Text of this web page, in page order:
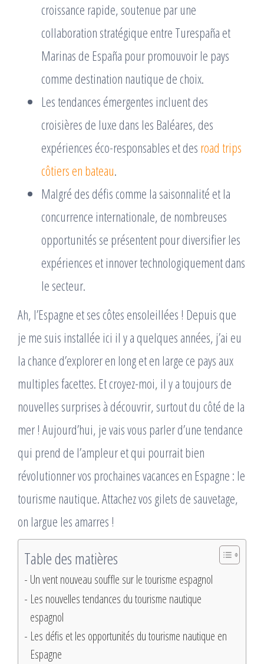
croissance rapide, soutenue par une
collaboration stratégique entre Turespaña et
Marinas de España pour promouvoir le pays
comme destination nautique de choix.
Les tendances émergentes incluent des
croisières de luxe dans les Baléares, des
expériences éco-responsables et des road trips
côtiers en bateau.
Malgré des défis comme la saisonnalité et la
concurrence internationale, de nombreuses
opportunités se présentent pour diversifier les
expériences et innover technologiquement dans
le secteur.
Ah, l’Espagne et ses côtes ensoleillées ! Depuis que
je me suis installée ici il y a quelques années, j’ai eu
la chance d’explorer en long et en large ce pays aux
multiples facettes. Et croyez-moi, il y a toujours de
nouvelles surprises à découvrir, surtout du côté de la
mer ! Aujourd’hui, je vais vous parler d’une tendance
qui prend de l’ampleur et qui pourrait bien
révolutionner vos prochaines vacances en Espagne : le
tourisme nautique. Attachez vos gilets de sauvetage,
on largue les amarres !
Table des matières
Un vent nouveau souffle sur le tourisme espagnol
Les nouvelles tendances du tourisme nautique
espagnol
Les défis et les opportunités du tourisme nautique en
Espagne